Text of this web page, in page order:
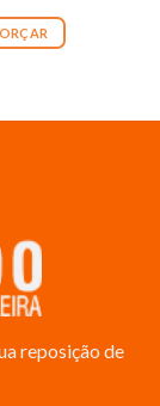
ORÇAR
reposição de